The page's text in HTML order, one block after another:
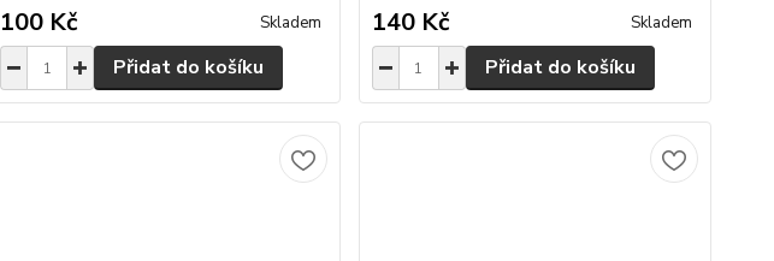
100 Kč Skladem
Přidat do košíku
140 Kč Skladem
Přidat do košíku